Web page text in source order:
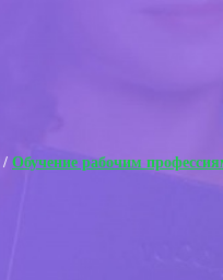
/ Обучение рабочим